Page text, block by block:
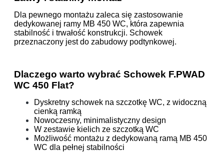
Dla pewnego montażu zaleca się zastosowanie
dedykowanej ramy MB 450 WC, która zapewnia
stabilność i trwałość konstrukcji. Schowek
przeznaczony jest do zabudowy podtynkowej.
Dlaczego warto wybrać Schowek F.PWAD
WC 450 Flat?
Dyskretny schowek na szczotkę WC, z widoczną
cienką ramką
Nowoczesny, minimalistyczny design
W zestawie kielich ze szczotką WC
Możliwość montażu z dedykowaną ramą MB 450
WC dla pełnej stabilności